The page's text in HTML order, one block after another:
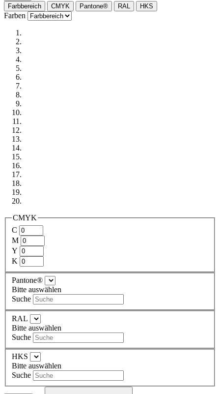
Farbbereich
CMYK Pantone® RAL HKS
Farben
CMYK
C
M
Y
K
Pantone®
Bitte auswählen
Suche
RAL
Bitte auswählen
Suche
HKS
Bitte auswählen
Suche